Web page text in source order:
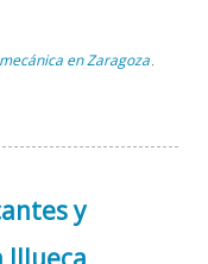
en Zaragoza ,
y